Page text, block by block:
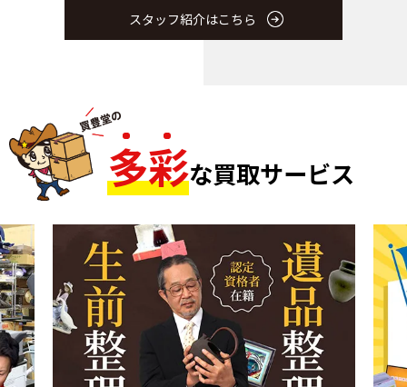
スタッフ紹介はこちら
多彩な買取サービス